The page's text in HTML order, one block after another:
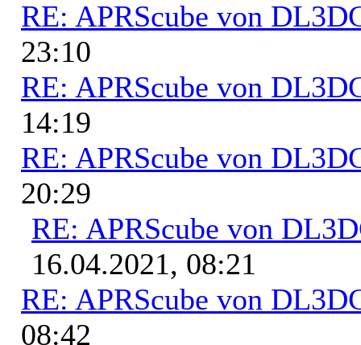
RE: APRScube von
23:10
RE: APRScube von
14:19
RE: APRScube von
20:29
RE: APRScube von
16.04.2021, 08:21
RE: APRScube von
08:42